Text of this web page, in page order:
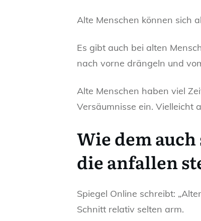
Alte Menschen können sich
Es gibt auch bei alten
nach vorne drängeln und
Alte Menschen haben viel
Versäumnisse ein. Vielleicht
Wie dem
die anfallen
Spiegel Online schreibt:
Schnitt relativ selten arm.